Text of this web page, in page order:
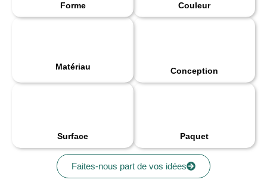
Forme Couleur
Matériau Conception
Surface Paquet
Faites-nous part de vos idées